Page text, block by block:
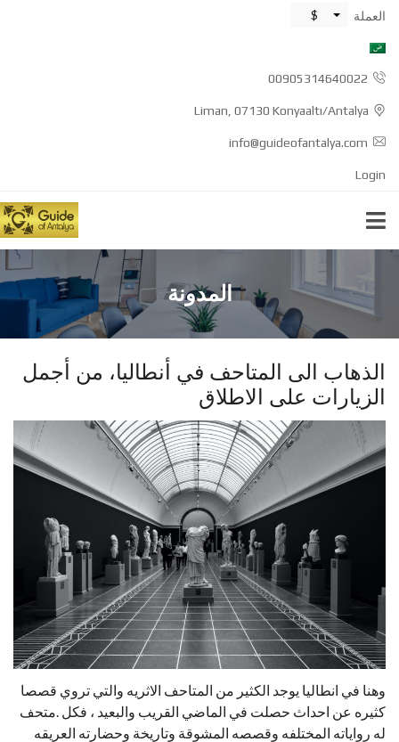
العملة $
00905314640022
Liman, 07130 Konyaaltı/Antalya
info@guideofantalya.com
Login
المدونة
الذهاب الى المتاحف في أنطاليا، من أجمل
الزيارات على الاطلاق
وهنا في انطاليا يوجد الكثير من المتاحف الاثريه والتي تروي قصصا
كثيره عن احداث حصلت في الماضي القريب والبعيد ، فكل .متحف
له رواياته المختلفه وقصصه المشوقة وتاريخة وحضارته العريقه